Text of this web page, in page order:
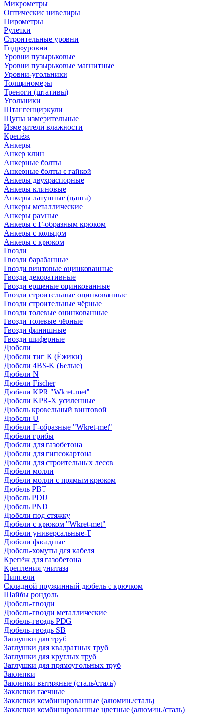
Микрометры
Оптические нивелиры
Пирометры
Рулетки
Строительные уровни
Гидроуровни
Уровни пузырьковые
Уровни пузырьковые магнитные
Уровни-угольники
Толщиномеры
Треноги (штативы)
Угольники
Штангенциркули
Щупы измерительные
Измерители влажности
Крепёж
Анкеры
Анкер клин
Анкерные болты
Анкерные болты с гайкой
Анкеры двухраспорные
Анкеры клиновые
Анкеры латунные (цанга)
Анкеры металлические
Анкеры рамные
Анкеры с Г-образным крюком
Анкеры с кольцом
Анкеры с крюком
Гвозди
Гвозди барабанные
Гвозди винтовые оцинкованные
Гвозди декоративные
Гвозди ершеные оцинкованные
Гвозди строительные оцинкованные
Гвозди строительные чёрные
Гвозди толевые оцинкованные
Гвозди толевые чёрные
Гвозди финишные
Гвозди шиферные
Дюбели
Дюбели тип К (Ёжики)
Дюбели 4BS-K (Белые)
Дюбели N
Дюбели Fischer
Дюбели KPR "Wkret-met"
Дюбели KPR-Х усиленные
Дюбель кровельный винтовой
Дюбели U
Дюбели Г-образные "Wkret-met"
Дюбели грибы
Дюбели для газобетона
Дюбели для гипсокартона
Дюбели для строительных лесов
Дюбели молли
Дюбели молли с прямым крюком
Дюбель PBT
Дюбель PDU
Дюбель PND
Дюбели под стяжку
Дюбели с крюком "Wkret-met"
Дюбели универсальные-Т
Дюбели фасадные
Дюбель-хомуты для кабеля
Крепёж для газобетона
Крепления унитаза
Ниппели
Складной пружинный дюбель с крючком
Шайбы рондоль
Дюбель-гвозди
Дюбель-гвозди металлические
Дюбель-гвоздь PDG
Дюбель-гвоздь SB
Заглушки для труб
Заглушки для квадратных труб
Заглушки для круглых труб
Заглушки для прямоугольных труб
Заклепки
Заклепки вытяжные (сталь/сталь)
Заклепки гаечные
Заклепки комбинированные (алюмин./сталь)
Заклепки комбинированные цветные (алюмин./сталь)